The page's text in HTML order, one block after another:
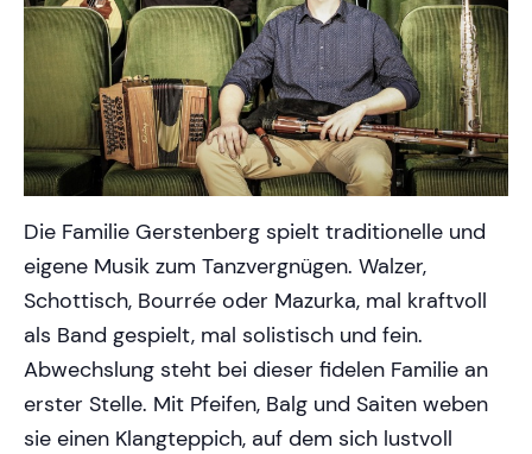
Die Familie Gerstenberg spielt traditionelle und
eigene Musik zum Tanzvergnügen. Walzer,
Schottisch, Bourrée oder Mazurka, mal kraftvoll
als Band gespielt, mal solistisch und fein.
Abwechslung steht bei dieser fidelen Familie an
erster Stelle. Mit Pfeifen, Balg und Saiten weben
sie einen Klangteppich, auf dem sich lustvoll